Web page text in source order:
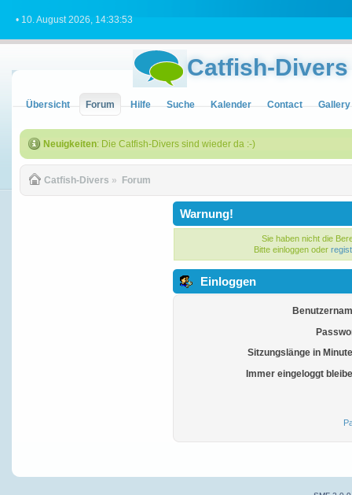
• 10. August 2026, 14:33:53
Catfish-Divers
Übersicht Forum Hilfe Suche Kalender Contact Gallery
Neuigkeiten: Die Catfish-Divers sind wieder da :-)
Catfish-Divers » Forum
Warnung!
Sie haben nicht die
Bitte einloggen oder
Einloggen
Sitzungslänge in
Immer eingeloggt